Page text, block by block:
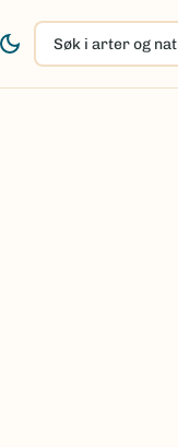
Søk
i
arter